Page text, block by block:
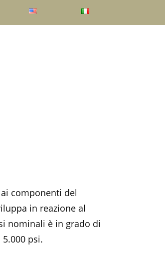
componenti del
in reazione al
nominali è in grado di
psi.